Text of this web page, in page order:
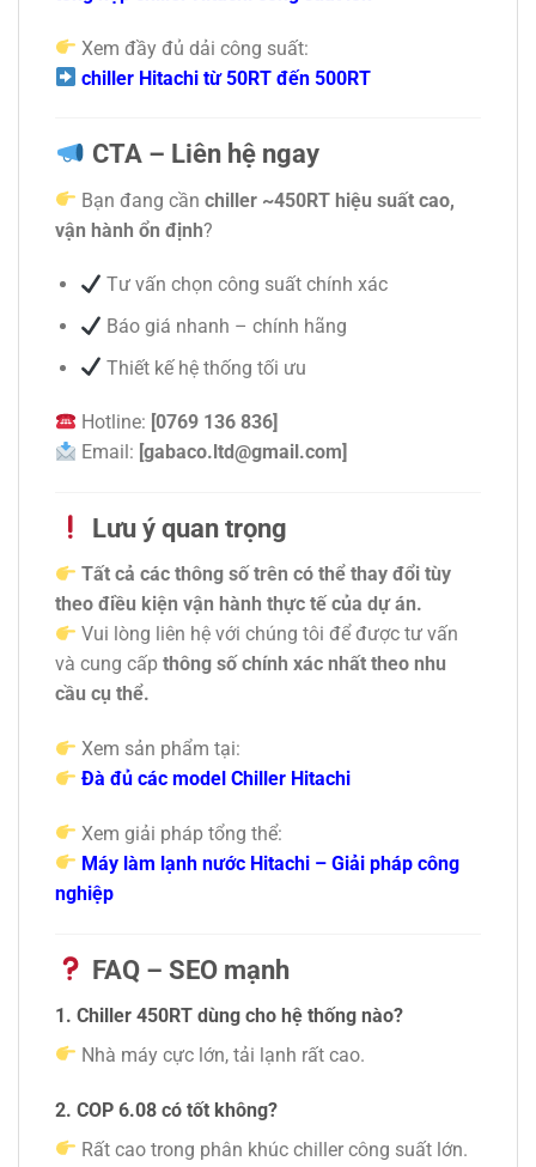
Xem đầy đủ dải công suất:
chiller Hitachi từ 50RT đến 500RT
CTA – Liên hệ ngay
Bạn đang cầnchiller ~450RT hiệu suất cao,
vận hành ổn định?
Tư vấn chọn công suất chính xác
Báo giá nhanh – chính hãng
Thiết kế hệ thống tối ưu
Hotline: [0769 136 836]
Email: [gabaco.ltd@gmail.com]
Lưu ý quan trọng
Tất cả các thông số trên có thể thay đổi tùy
theo điều kiện vận hành thực tế của dự án.
Vui lòng liên hệ với chúng tôi để được tư vấn
và cung cấp thông số chính xác nhất theo nhu
cầu cụ thể.
Xem sản phẩm tại:
Đà đủ các model Chiller Hitachi
Xem giải pháp tổng thể:
Máy làm lạnh nước Hitachi – Giải pháp công
nghiệp
FAQ – SEO mạnh
1. Chiller 450RT dùng cho hệ thống nào?
Nhà máy cực lớn, tải lạnh rất cao.
2. COP 6.08 có tốt không?
Rất cao trong phân khúc chiller công suất lớn.